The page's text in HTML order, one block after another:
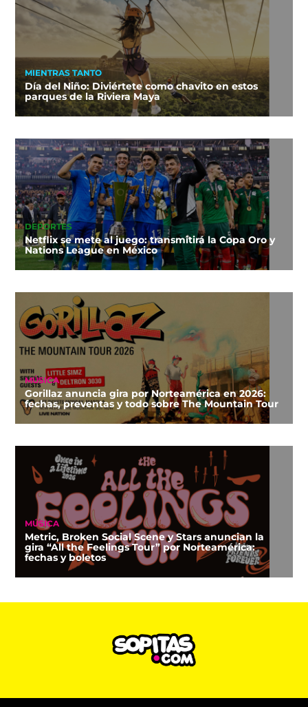
MIENTRAS TANTO
Día del Niño: Diviértete como chavito en estos
parques de la Riviera Maya
DEPORTES
Netflix se mete al juego: transmitirá la Copa Oro y
Nations League en México
MÚSICA
Gorillaz anuncia gira por Norteamérica en 2026:
fechas, preventas y todo sobre The Mountain Tour
MÚSICA
Metric, Broken Social Scene y Stars anuncian la
gira “All the Feelings Tour” por Norteamérica:
fechas y boletos